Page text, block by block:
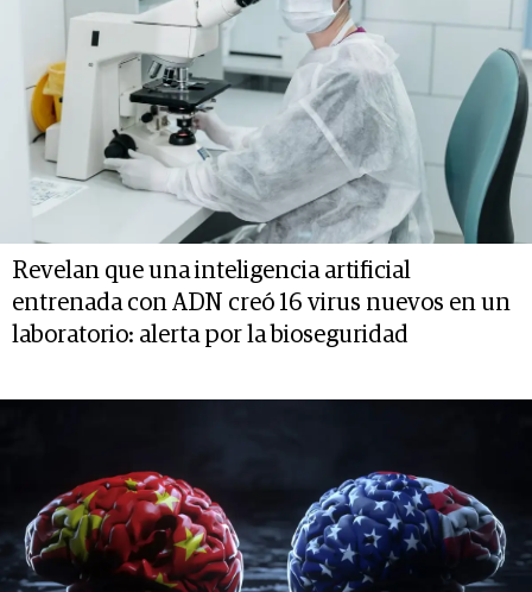
Revelan que una inteligencia artificial
entrenada con ADN creó 16 virus nuevos en un
laboratorio: alerta por la bioseguridad